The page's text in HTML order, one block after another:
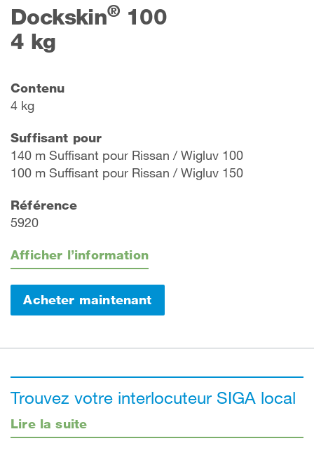
Dockskin®100
4 kg
Contenu
4 kg
Suffisant pour
140 m Suffisant pour Rissan / Wigluv 100
100 m Suffisant pour Rissan / Wigluv 150
Référence
5920
Afficher l’information
Acheter maintenant
Trouvez votre interlocuteur SIGA local
Lire la suite